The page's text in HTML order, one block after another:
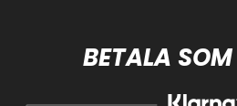
BETALA